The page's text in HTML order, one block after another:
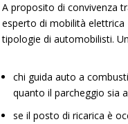
A proposito di convivenza
esperto di mobilità elettrica
tipologie di automobilisti.
chi guida auto a
quanto il parcheggio sia
se il posto di ricarica è